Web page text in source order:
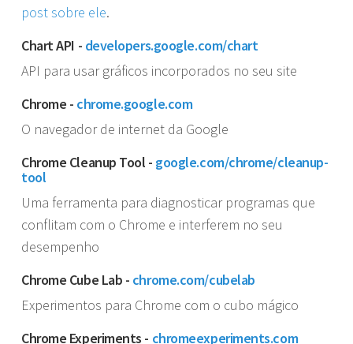
post sobre ele.
Chart API - developers.google.com/chart
API para usar gráficos incorporados no seu site
Chrome - chrome.google.com
O navegador de internet da Google
Chrome Cleanup Tool - google.com/chrome/cleanup-
tool
Uma ferramenta para diagnosticar programas que
conflitam com o Chrome e interferem no seu
desempenho
Chrome Cube Lab - chrome.com/cubelab
Experimentos para Chrome com o cubo mágico
Chrome Experiments - chromeexperiments.com